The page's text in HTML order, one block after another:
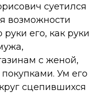
суетился
возможности
его, как руки
с женой,
Ум его
сцепившихся